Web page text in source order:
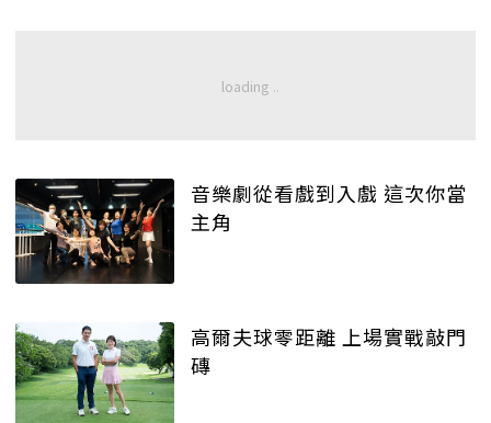
音樂劇從看戲到入戲 這次你當
主角
高爾夫球零距離 上場實戰敲門
磚